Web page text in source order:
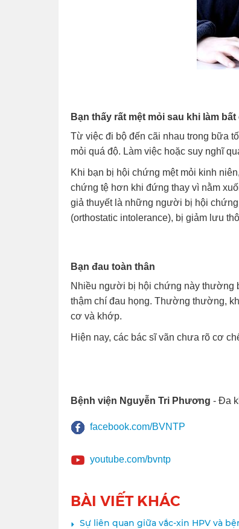
Bạn thấy rất mệt mỏi sau khi làm
Từ việc đi bộ đến cãi nhau trong bữa
mỏi quá độ. Làm việc hoặc suy nghĩ
Khi bạn bị hội chứng mệt mỏi kinh
chứng tệ hơn khi đứng thay vì nằm
giả thuyết là những người bị hội
(orthostatic intolerance), bị giảm lưu
Bạn đau toàn thân
Nhiều người bị hội chứng này thường
thậm chí đau họng. Thường thường,
cơ và khớp.
Hiện nay, các bác sĩ vãn chưa rõ cơ
Bệnh viện Nguyễn Tri Phương - Đa
facebook.com/BVNTP
youtube.com/bvntp
BÀI VIẾT KHÁC
Sự liên quan giữa vắc-xin HPV và